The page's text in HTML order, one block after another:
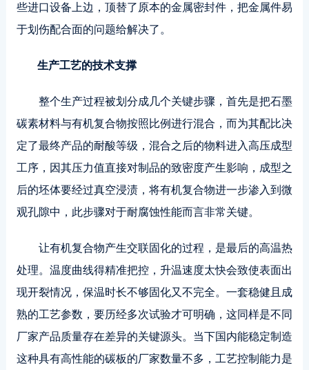
些进口设备上边，顶替了原本的金属密封件，把金属件易
于划伤配合面的问题给解决了。
生产工艺的技术支撑
整个生产过程被划分成几个关键步骤，首先是把石墨
碳素材料与有机复合物按照比例进行混合，而为其配比决
定了最终产品的耐酸等级，混合之后的物料进入高压成型
工序，因其压力值直接对制品的致密度产生影响，成型之
后的坯体要经过真空浸渍，将有机复合物进一步渗入到微
观孔隙中，此步骤对于耐腐蚀性能而言非常关键。
让有机复合物产生交联固化的过程，是最后的高温热
处理。温度曲线得精准把控，升温速度太快会致使表面出
现开裂情况，保温时长不够固化又不完全。一套稳健且成
熟的工艺参数，要历经多次试验才可明确，这同样是不同
厂家产品质量存在差异的关键源头。当下国内能稳定制造
这种具有高性能的碳板的厂家数量不多，工艺控制能力是